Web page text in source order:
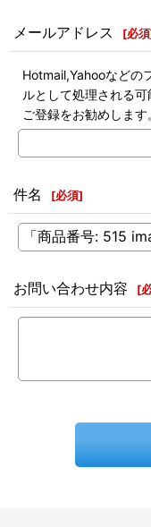
メールアドレス [必須
Hotmail,Yahooなどの
ルとして処理される
ご登録をお勧めします
件名 [必須]
お問い合わせ内容 [